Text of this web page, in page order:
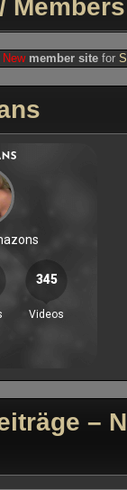
Members
New member sitefor
–